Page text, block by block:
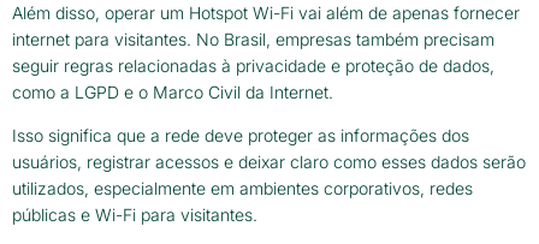
Além disso, operar um Hotspot Wi-Fi vai além de apenas fornecer
internet para visitantes. No Brasil, empresas também precisam
seguir regras relacionadas à privacidade e proteção de dados,
como a LGPD e o Marco Civil da Internet.
Isso significa que a rede deve proteger as informações dos
usuários, registrar acessos e deixar claro como esses dados serão
utilizados, especialmente em ambientes corporativos, redes
públicas e Wi-Fi para visitantes.